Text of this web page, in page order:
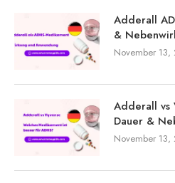
Adderall
&
November
Adderall vs
Dauer &
November